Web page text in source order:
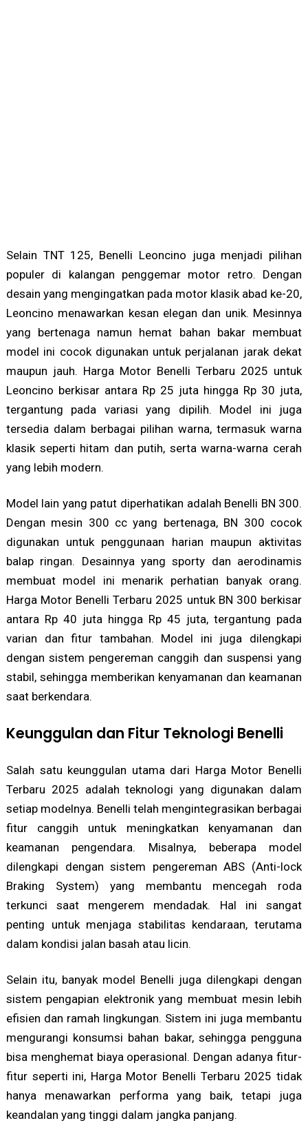
Selain TNT 125, Benelli Leoncino juga menjadi pilihan
populer di kalangan penggemar motor retro. Dengan
desain yang mengingatkan pada motor klasik abad ke-20,
Leoncino menawarkan kesan elegan dan unik. Mesinnya
yang bertenaga namun hemat bahan bakar membuat
model ini cocok digunakan untuk perjalanan jarak dekat
maupun jauh. Harga Motor Benelli Terbaru 2025 untuk
Leoncino berkisar antara Rp 25 juta hingga Rp 30 juta,
tergantung pada variasi yang dipilih. Model ini juga
tersedia dalam berbagai pilihan warna, termasuk warna
klasik seperti hitam dan putih, serta warna-warna cerah
yang lebih modern.
Model lain yang patut diperhatikan adalah Benelli BN 300.
Dengan mesin 300 cc yang bertenaga, BN 300 cocok
digunakan untuk penggunaan harian maupun aktivitas
balap ringan. Desainnya yang sporty dan aerodinamis
membuat model ini menarik perhatian banyak orang.
Harga Motor Benelli Terbaru 2025 untuk BN 300 berkisar
antara Rp 40 juta hingga Rp 45 juta, tergantung pada
varian dan fitur tambahan. Model ini juga dilengkapi
dengan sistem pengereman canggih dan suspensi yang
stabil, sehingga memberikan kenyamanan dan keamanan
saat berkendara.
Keunggulan dan Fitur Teknologi Benelli
Salah satu keunggulan utama dari Harga Motor Benelli
Terbaru 2025 adalah teknologi yang digunakan dalam
setiap modelnya. Benelli telah mengintegrasikan berbagai
fitur canggih untuk meningkatkan kenyamanan dan
keamanan pengendara. Misalnya, beberapa model
dilengkapi dengan sistem pengereman ABS (Anti-lock
Braking System) yang membantu mencegah roda
terkunci saat mengerem mendadak. Hal ini sangat
penting untuk menjaga stabilitas kendaraan, terutama
dalam kondisi jalan basah atau licin.
Selain itu, banyak model Benelli juga dilengkapi dengan
sistem pengapian elektronik yang membuat mesin lebih
efisien dan ramah lingkungan. Sistem ini juga membantu
mengurangi konsumsi bahan bakar, sehingga pengguna
bisa menghemat biaya operasional. Dengan adanya fitur-
fitur seperti ini, Harga Motor Benelli Terbaru 2025 tidak
hanya menawarkan performa yang baik, tetapi juga
keandalan yang tinggi dalam jangka panjang.